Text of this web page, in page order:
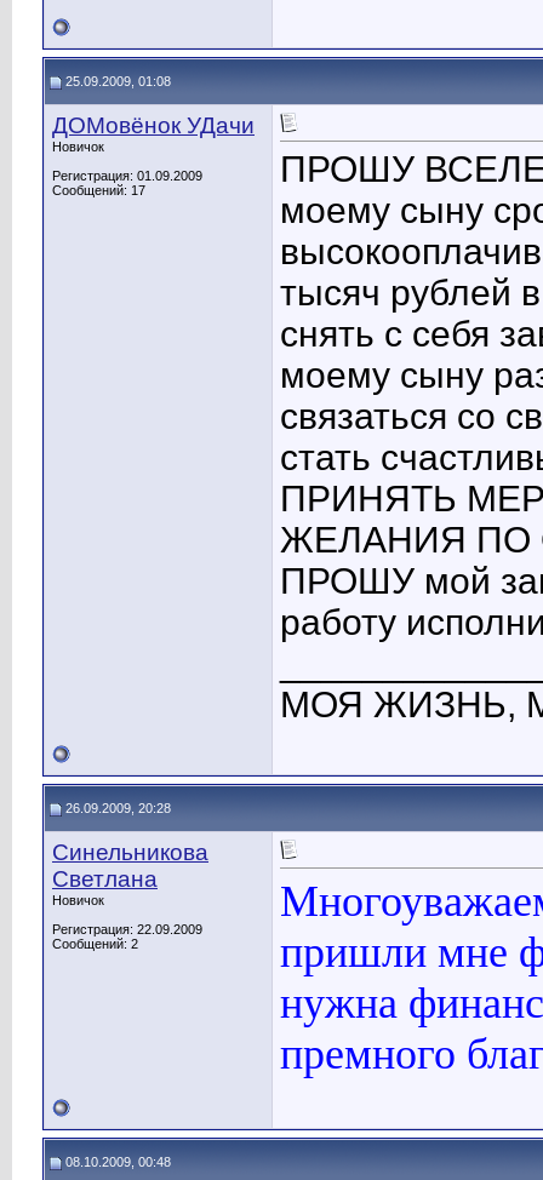
25.09.2009, 01:08
ДОМовёнок УДачи
Новичок
Регистрация: 01.09.2009
Сообщений: 17
ПРОШУ
моему сыну
тысяч рублей
снять с себя
моему сыну
связаться со
стать
ПРИНЯТЬ
ЖЕЛАНИЯ ПО
ПРОШУ мой
работу
МОЯ ЖИЗНЬ,
26.09.2009, 20:28
Синельникова
Светлана
Новичок
Регистрация: 22.09.2009
Сообщений: 2
пришли мне
нужна
премного
08.10.2009, 00:48